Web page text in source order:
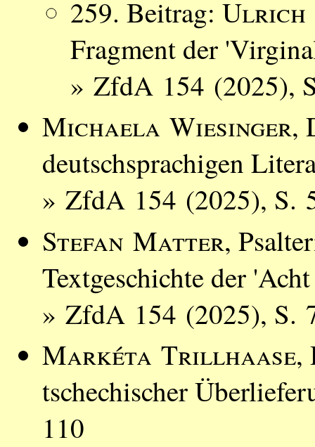
259. Beitrag: Ulrich
Fragment der
» ZfdA 154 (2025),
Michaela Wiesinger,
deutschsprachigen
» ZfdA 154 (2025), S.
Stefan Matter,
Textgeschichte der
» ZfdA 154 (2025), S.
Markéta Trillhaase,
tschechischer
110